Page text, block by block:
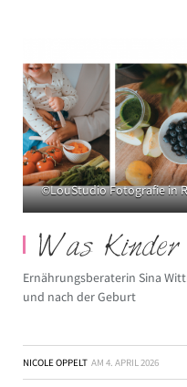
©LouStudio Fotografie in
Was
Ernährungsberaterin Sina
und nach der Geburt
NICOLE OPPELT AM 4. APRIL 2026